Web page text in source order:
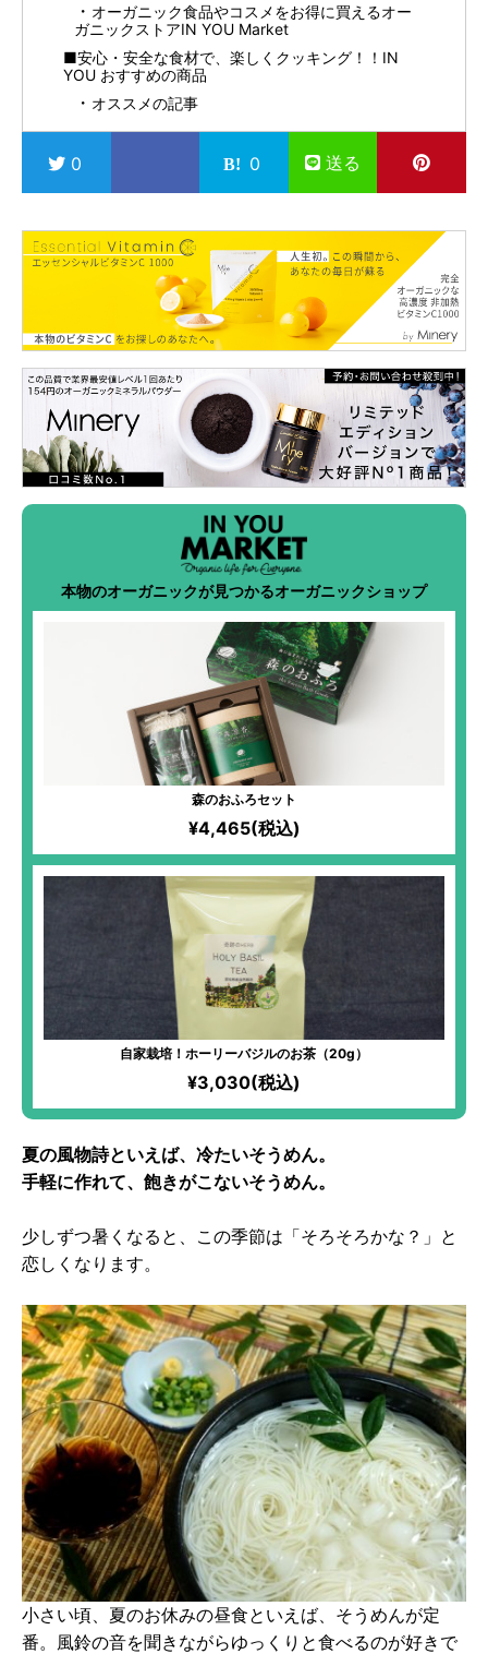
オーガニック食品やコスメをお得に買えるオー
ガニックストアIN YOU Market
■安心・安全な食材で、楽しくクッキング！！IN
YOU おすすめの商品
オススメの記事
0 0 送る
本物のオーガニックが見つかるオーガニックショップ
森のおふろセット
¥4,465(税込)
自家栽培！ホーリーバジルのお茶（20g）
¥3,030(税込)
夏の風物詩といえば、冷たいそうめん。
手軽に作れて、飽きがこないそうめん。
少しずつ暑くなると、この季節は「そろそろかな？」と
恋しくなります。
小さい頃、夏のお休みの昼食といえば、そうめんが定
番。風鈴の音を聞きながらゆっくりと食べるのが好きで